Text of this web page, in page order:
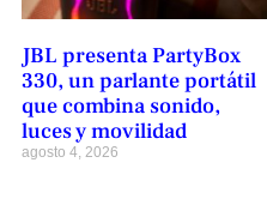
JBL presenta PartyBox
330, un parlante portátil
que combina sonido,
luces y movilidad
agosto 4, 2026